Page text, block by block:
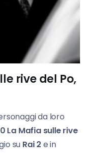
rive del Po,
da loro
La Mafia sulle rive
su Rai 2 e in